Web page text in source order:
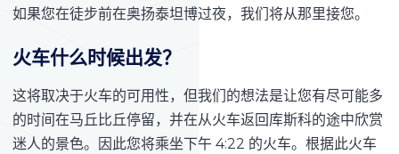
如果您在徒步前在奥扬泰坦博过夜，我们将从那里接您。
火车什么时候出发？
这将取决于火车的可用性，但我们的想法是让您有尽可能多
的时间在马丘比丘停留，并在从火车返回库斯科的途中欣赏
迷人的景色。因此您将乘坐下午 4:22 的火车。根据此火车